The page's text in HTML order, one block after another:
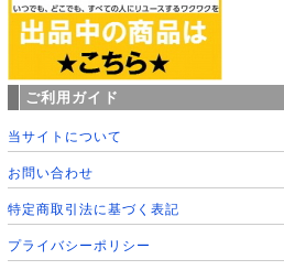
ご利用ガイド
当サイトについて
お問い合わせ
特定商取引法に基づく表記
プライバシーポリシー